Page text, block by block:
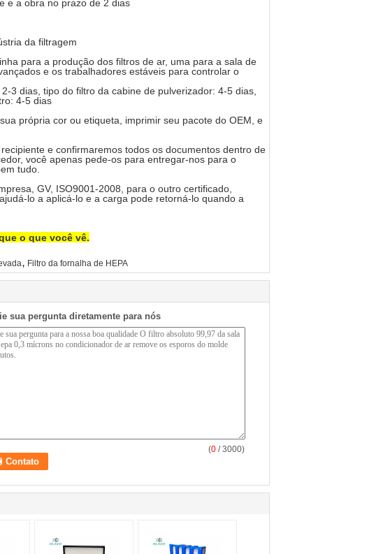
e a obra no prazo de 2 dias
da filtragem
para a produção dos filtros de ar, uma para a sala de
e os trabalhadores estáveis para controlar o
3 dias, tipo do filtro da cabine de pulverizador: 4-5 dias,
4-5 dias
própria cor ou etiqueta, imprimir seu pacote do OEM, e
e confirmaremos todos os documentos dentro de
você apenas pede-os para entregar-nos para o
tudo.
GV, ISO9001-2008, para o outro certificado,
lo a aplicá-lo e a carga pode retorná-lo quando a
o que você vê.
, Filtro da fornalha de HEPA
sua pergunta diretamente para nós
(0 / 3000)